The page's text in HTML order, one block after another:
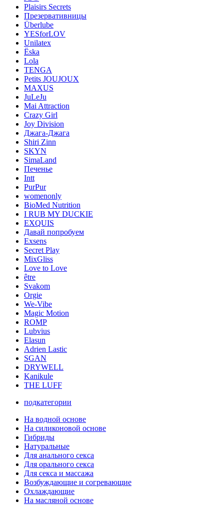
Plaisirs Secrets
Презервативницы
Überlube
YESforLOV
Unilatex
Ёska
Lola
TENGA
Petits JOUJOUX
MAXUS
JuLeJu
Mai Attraction
Crazy Girl
Joy Division
Джага-Джага
Shiri Zinn
SKYN
SimaLand
Печенье
Intt
PurPur
womenonly
BioMed Nutrition
I RUB MY DUCKIE
EXQUIS
Давай попробуем
Exsens
Secret Play
MixGliss
Love to Love
être
Svakom
Orgie
We-Vibe
Magic Motion
ROMP
Lubvius
Elasun
Adrien Lastic
SGAN
DRYWELL
Kanikule
THE LUFF
подкатегории
На водной основе
На силиконовой основе
Гибриды
Натуральные
Для анального секса
Для орального секса
Для секса и массажа
Возбуждающие и согревающие
Охлаждающие
На масляной основе